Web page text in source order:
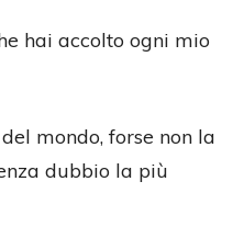
hai accolto ogni mio
mondo, forse non la
dubbio la più